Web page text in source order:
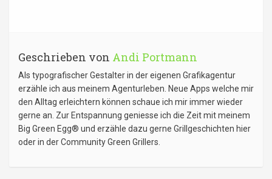
Geschrieben von Andi Portmann
Als typografischer Gestalter in der eigenen Grafikagentur
erzähle ich aus meinem Agenturleben. Neue Apps welche mir
den Alltag erleichtern können schaue ich mir immer wieder
gerne an. Zur Entspannung geniesse ich die Zeit mit meinem
Big Green Egg® und erzähle dazu gerne Grillgeschichten hier
oder in der Community Green Grillers.